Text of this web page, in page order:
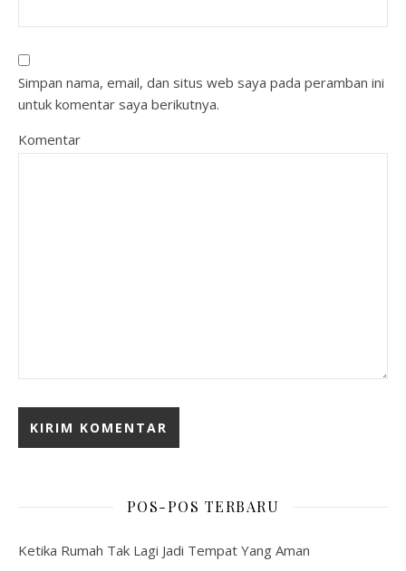
Simpan nama, email, dan situs web saya pada peramban ini
untuk komentar saya berikutnya.
Komentar
POS-POS TERBARU
Ketika Rumah Tak Lagi Jadi Tempat Yang Aman